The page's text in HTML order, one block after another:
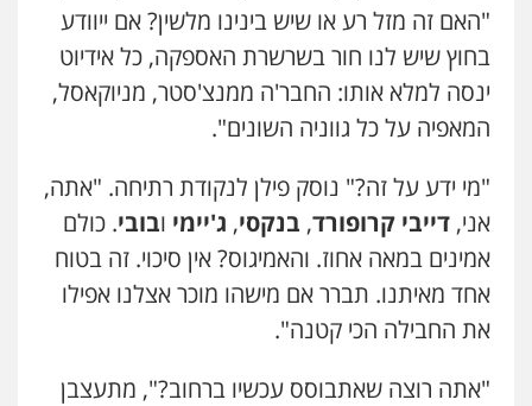
"האם זה מזל רע או שיש בינינו מלשין? אם ייוודע
בחוץ שיש לנו חור בשרשרת האספקה, כל אידיוט
ינסה למלא אותו: החבר'ה ממנצ'סטר, מניוקאסל,
המאפיה על כל גווניה השונים".
"מי ידע על זה?" נוסק פילן לנקודת רתיחה. "אתה,
אני, דייבי קרופורד, בנקסי, ג'יימי ובובי. כולם
אמינים במאה אחוז. והאמיגוס? אין סיכוי. זה בטוח
אחד מאיתנו. תברר אם מישהו מוכר אצלנו אפילו
את החבילה הכי קטנה".
"אתה רוצה שאתבוסס עכשיו ברחוב?", מתעצבן